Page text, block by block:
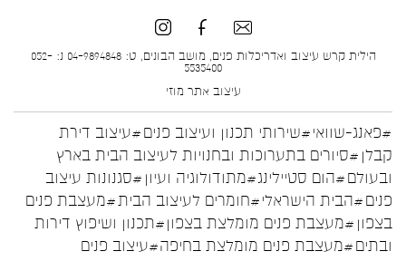
הילית קרש עיצוב ואדריכלות פנים, מושב הבונים, ט: 04-9894848 נ: 052-
5535400
עיצוב אתר מוזי
#פאנג-שוואי#שירותי תכנון ועיצוב פנים#עיצוב דירת
קבלן #סיורים בתערוכות ובחנויות לעיצוב הבית בארץ
ובעולם#הום סטיילינג#מתודולוגיה ועיון #סגנונות עיצוב
פנים#הבית הישראלי#חומרים לעיצוב הבית#מעצבת פנים
בצפון #מעצבת פנים מומלצת בצפון#תכנון ושיפוץ דירות
ובתים#מעצבת פנים מומלצת בחיפה#עיצוב פנים